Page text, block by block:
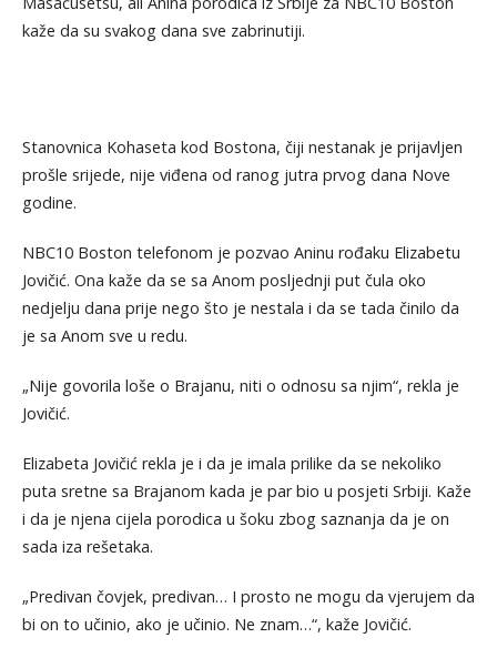
kaže da su svakog dana sve zabrinutiji.
Stanovnica Kohaseta kod Bostona, čiji nestanak je prijavljen
prošle srijede, nije viđena od ranog jutra prvog dana Nove
godine.
NBC10 Boston telefonom je pozvao Aninu rođaku Elizabetu
Jovičić. Ona kaže da se sa Anom posljednji put čula oko
nedjelju dana prije nego što je nestala i da se tada činilo da
je sa Anom sve u redu.
„Nije govorila loše o Brajanu, niti o odnosu sa njim“, rekla je
Jovičić.
Elizabeta Jovičić rekla je i da je imala prilike da se nekoliko
puta sretne sa Brajanom kada je par bio u posjeti Srbiji. Kaže
i da je njena cijela porodica u šoku zbog saznanja da je on
sada iza rešetaka.
„Predivan čovjek, predivan… I prosto ne mogu da vjerujem da
bi on to učinio, ako je učinio. Ne znam…“, kaže Jovičić.